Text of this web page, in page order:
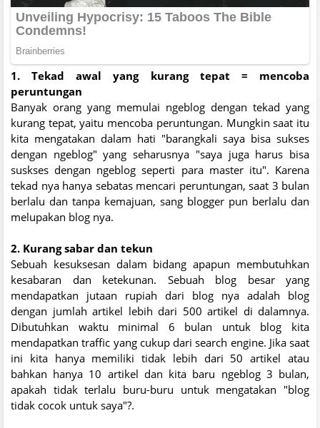
1. Tekad awal yang kurang tepat = mencoba
peruntungan
Banyak orang yang memulai ngeblog dengan tekad yang
kurang tepat, yaitu mencoba peruntungan. Mungkin saat itu
kita mengatakan dalam hati "barangkali saya bisa sukses
dengan ngeblog" yang seharusnya "saya juga harus bisa
suskses dengan ngeblog seperti para master itu". Karena
tekad nya hanya sebatas mencari peruntungan, saat 3 bulan
berlalu dan tanpa kemajuan, sang blogger pun berlalu dan
melupakan blog nya.
2. Kurang sabar dan tekun
Sebuah kesuksesan dalam bidang apapun membutuhkan
kesabaran dan ketekunan. Sebuah blog besar yang
mendapatkan jutaan rupiah dari blog nya adalah blog
dengan jumlah artikel lebih dari 500 artikel di dalamnya.
Dibutuhkan waktu minimal 6 bulan untuk blog kita
mendapatkan traffic yang cukup dari search engine. Jika saat
ini kita hanya memiliki tidak lebih dari 50 artikel atau
bahkan hanya 10 artikel dan kita baru ngeblog 3 bulan,
apakah tidak terlalu buru-buru untuk mengatakan "blog
tidak cocok untuk saya"?.